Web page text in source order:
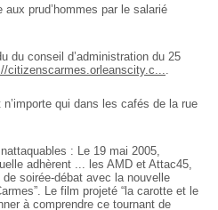
aux prud’hommes par le salarié
du conseil d’administration du 25
citizenscarmes.orleanscity.c....
qui dans les cafés de la rue
: Le 19 mai 2005,
adhèrent ... les AMD et Attac45,
de soirée-débat avec la nouvelle
Le film projeté “la carotte et le
à comprendre ce tournant de